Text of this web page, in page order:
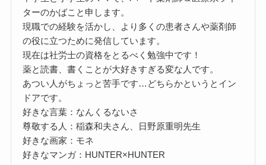
ターのかばこと申します。
現職での経験を活かし、より多くの患者さんや薬剤師
の役に立つために発信しています。
現在は社労士の資格をとるべく勉強中です！
薬と読書、書くことが大好きすぎる変な人です。
あつい人がちょっと苦手です…どちらかというとイン
ドアです。
好きな言葉：なんくるないさ
尊敬する人：稲森和夫さん、日野原重明先生
好きな画家：モネ
好きなマンガ：HUNTER×HUNTER